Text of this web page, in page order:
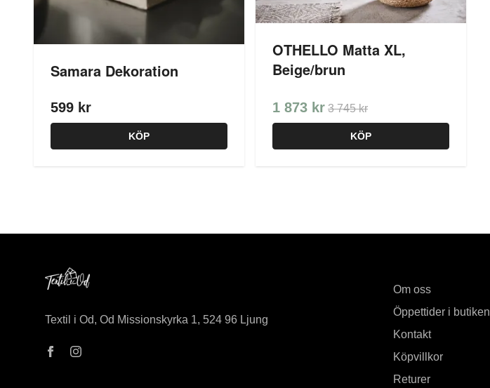
Samara Dekoration
599 kr
KÖP
OTHELLO Matta XL,
Beige/brun
1 873 kr 3 745 kr
KÖP
Textil i Od, Od Missionskyrka 1, 524 96 Ljung
Om oss
Öppettider i butiken
Kontakt
Köpvillkor
Returer